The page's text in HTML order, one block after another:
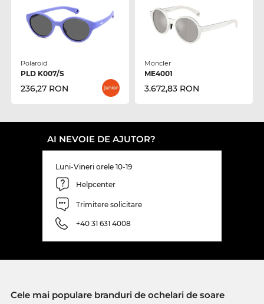
Polaroid
PLD K007/S
236,27 RON
Moncler
ME4001
3.672,83 RON
AI NEVOIE DE AJUTOR?
Luni-Vineri orele 10-19
Helpcenter
Trimitere solicitare
+40 31 631 4008
Cele mai populare branduri de ochelari de soare